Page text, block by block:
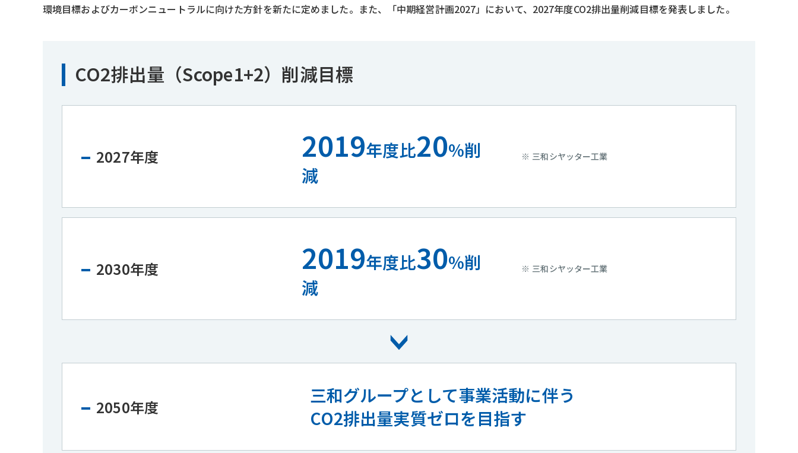
環境目標およびカーボンニュートラルに向けた方針を新たに定めました。また、「中期経営計画2027」において、2027年度CO2排出量削減目標を発表しました。
CO2排出量（Scope1+2）削減目標
2027年度 2019年度比20%削
減
三和シヤッター工業
2030年度 2019年度比30%削
減
三和シヤッター工業
2050年度
三和グループとして事業活動に伴う
CO2排出量実質ゼロを目指す